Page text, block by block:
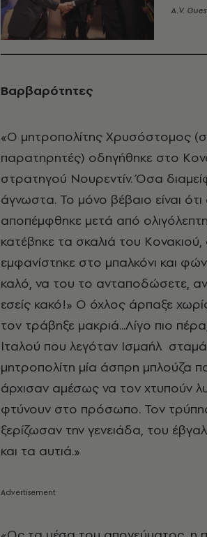
A.V.
Βαρβαρότητες
«Ο μητροπολίτης Χρυσόστομος
παρατηρητές) οδηγήθηκε στο
στρατηγού Νουρεντίν. Όσα
άγνωστα. Το μόνο βέβαιο είναι
αποπέμφθηκε μετά από
κατέβηκε τα σκαλιά του
εμφανίστηκε στο μπαλκόνι και
καλό, να του το ανταποδώσετε,
εσείς κακό!» Ο όχλος άρπαξε
τον τράβηξε μακριά...Λίγο πιο
Ιταλού που λεγόταν Ισμαήλ
μητροπολίτη μία άσπρη μπλούζα
άρχισαν αμέσως να τον χτυπούν
φτύνουν στο πρόσωπο. Τον
ξερίζωσαν την γενειάδα, του
και τα αυτιά.»